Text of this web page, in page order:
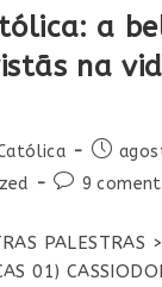
a
na
Post
Comentários
post:
9
PALESTRAS
01)